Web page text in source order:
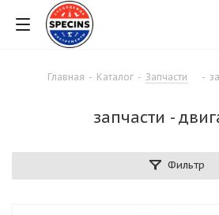
Главная - Каталог - Запчасти -
запчасти -
Фильтр